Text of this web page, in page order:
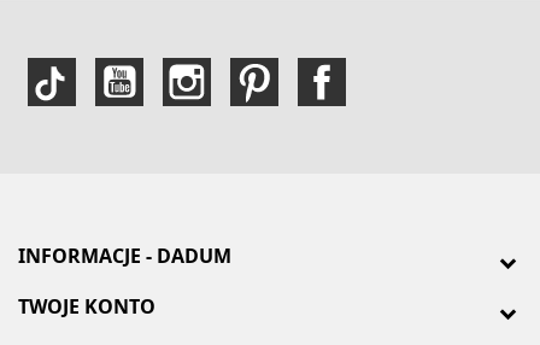
INFORMACJE - DADUM
TWOJE KONTO